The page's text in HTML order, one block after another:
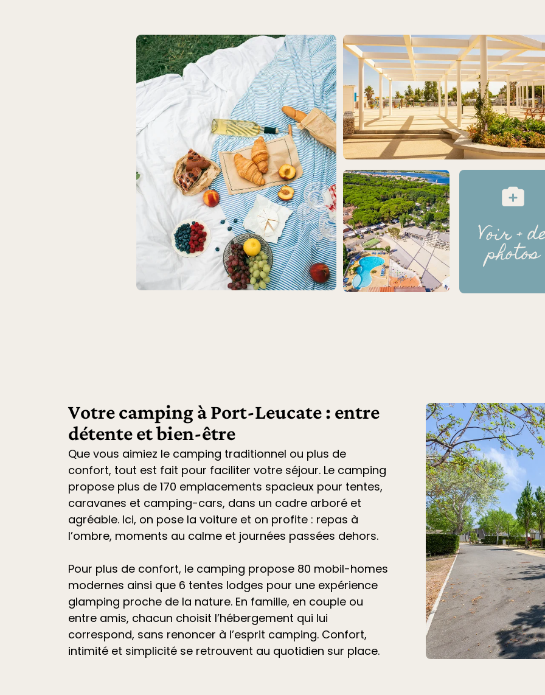
Voir +
photos
Votre camping à Port-Leucate : entre
détente et bien-être
Que vous aimiez le camping traditionnel ou plus de
confort, tout est fait pour faciliter votre séjour. Le camping
propose plus de 170 emplacements spacieux pour tentes,
caravanes et camping-cars, dans un cadre arboré et
agréable. Ici, on pose la voiture et on profite : repas à
l’ombre, moments au calme et journées passées dehors.
Pour plus de confort, le camping propose 80 mobil-homes
modernes ainsi que 6 tentes lodges pour une expérience
glamping proche de la nature. En famille, en couple ou
entre amis, chacun choisit l’hébergement qui lui
correspond, sans renoncer à l’esprit camping. Confort,
intimité et simplicité se retrouvent au quotidien sur place.